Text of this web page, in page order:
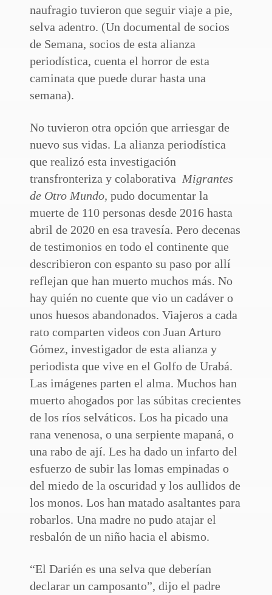
naufragio tuvieron que seguir viaje a pie,
selva adentro. (Un documental de socios
de Semana, socios de esta alianza
periodística, cuenta el horror de esta
caminata que puede durar hasta una
semana).
No tuvieron otra opción que arriesgar de
nuevo sus vidas. La alianza periodística
que realizó esta investigación
transfronteriza y colaborativa Migrantes
de Otro Mundo, pudo documentar la
muerte de 110 personas desde 2016 hasta
abril de 2020 en esa travesía. Pero decenas
de testimonios en todo el continente que
describieron con espanto su paso por allí
reflejan que han muerto muchos más. No
hay quién no cuente que vio un cadáver o
unos huesos abandonados. Viajeros a cada
rato comparten videos con Juan Arturo
Gómez, investigador de esta alianza y
periodista que vive en el Golfo de Urabá.
Las imágenes parten el alma. Muchos han
muerto ahogados por las súbitas crecientes
de los ríos selváticos. Los ha picado una
rana venenosa, o una serpiente mapaná, o
una rabo de ají. Les ha dado un infarto del
esfuerzo de subir las lomas empinadas o
del miedo de la oscuridad y los aullidos de
los monos. Los han matado asaltantes para
robarlos. Una madre no pudo atajar el
resbalón de un niño hacia el abismo.
“El Darién es una selva que deberían
declarar un camposanto”, dijo el padre